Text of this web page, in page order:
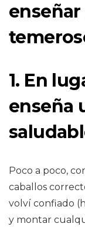
1. En
enseña
Poco a poco,
caballos
volví confiado
y montar